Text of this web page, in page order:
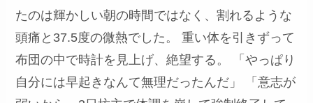
たのは輝かしい朝の時間ではなく、割れるような
頭痛と37.5度の微熱でした。 重い体を引きずって
布団の中で時計を見上げ、絶望する。 「やっぱり
自分には早起きなんて無理だったんだ」 「意志が